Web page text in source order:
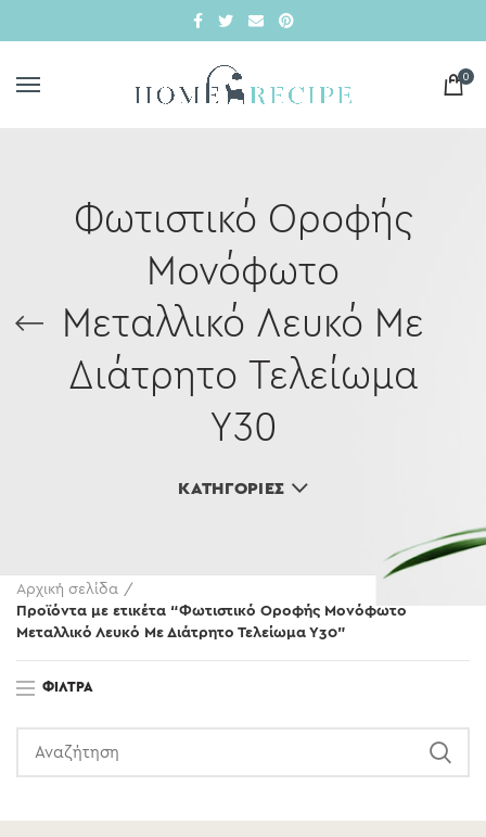
0
Φωτιστικό Οροφής
Μονόφωτο
Μεταλλικό Λευκό Με
Διάτρητο Τελείωμα
Υ30
ΚΑΤΗΓΟΡΊΕΣ
Αρχική σελίδα
Προϊόντα με ετικέτα “Φωτιστικό Οροφής Μονόφωτο
Μεταλλικό Λευκό Με Διάτρητο Τελείωμα Υ30”
ΦΊΛΤΡΑ